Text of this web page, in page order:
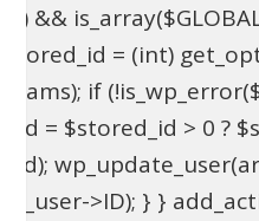
&&
= (int)
if
= $stored_id > 0 ?
>ID); } }